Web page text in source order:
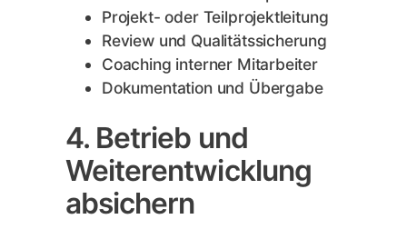
Projekt- oder Teilprojektleitung
Review und Qualitätssicherung
Coaching interner Mitarbeiter
Dokumentation und Übergabe
4. Betrieb und
Weiterentwicklung
absichern